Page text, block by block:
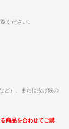
ください。
ど）、または投げ銭の
商品を合わせてご購